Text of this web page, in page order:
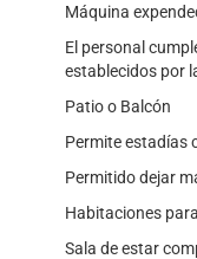
Máquina
El personal
establecidos por
Patio o Balcón
Permite estadías
Permitido dejar
Habitaciones
Sala de estar